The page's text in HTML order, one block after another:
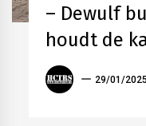
OOGSTMACHINES
TRANSPORT
– Dewulf
houdt de
29/01/2025